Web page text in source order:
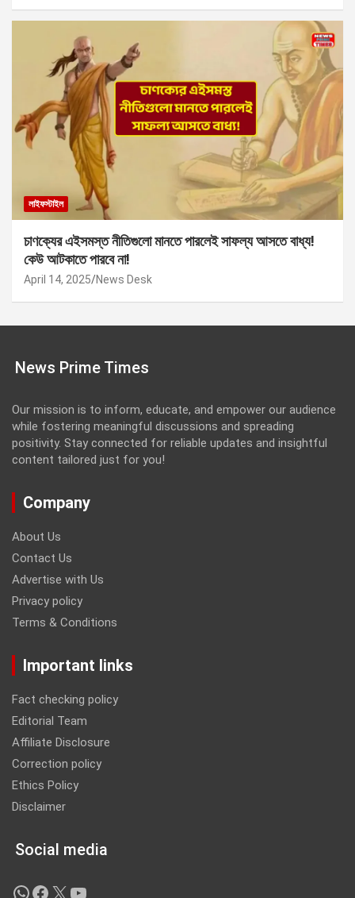
লাইফস্টাইল
চাণক্যের এইসমস্ত নীতিগুলো মানতে পারলেই সাফল্য আসতে বাধ্য!
কেউ আটকাতে পারবে না!
April 14, 2025 News Desk
News Prime Times
Our mission is to inform, educate, and empower our audience
while fostering meaningful discussions and spreading
positivity. Stay connected for reliable updates and insightful
content tailored just for you!
Company
About Us
Contact Us
Advertise with Us
Privacy policy
Terms & Conditions
Important links
Fact checking policy
Editorial Team
Affiliate Disclosure
Correction policy
Ethics Policy
Disclaimer
Social media
WhatsApp
Facebook
X YouTube